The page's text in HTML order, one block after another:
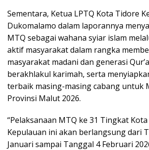
Sementara, Ketua LPTQ Kota Tidore
Dukomalamo dalam laporannya
MTQ sebagai wahana syiar islam
aktif masyarakat dalam rangka
masyarakat madani dan generasi
berakhlakul karimah, serta
terbaik masing-masing cabang untuk
Provinsi Malut 2026.
“Pelaksanaan MTQ ke 31 Tingkat
Kepulauan ini akan berlangsung dari
Januari sampai Tanggal 4 Februari